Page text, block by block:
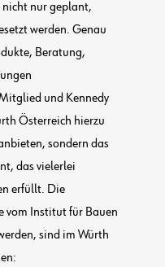
nicht nur geplant,
werden. Genau
Beratung,
und Kennedy
Österreich hierzu
sondern das
das vielerlei
erfüllt. Die
vom Institut für Bauen
sind im Würth